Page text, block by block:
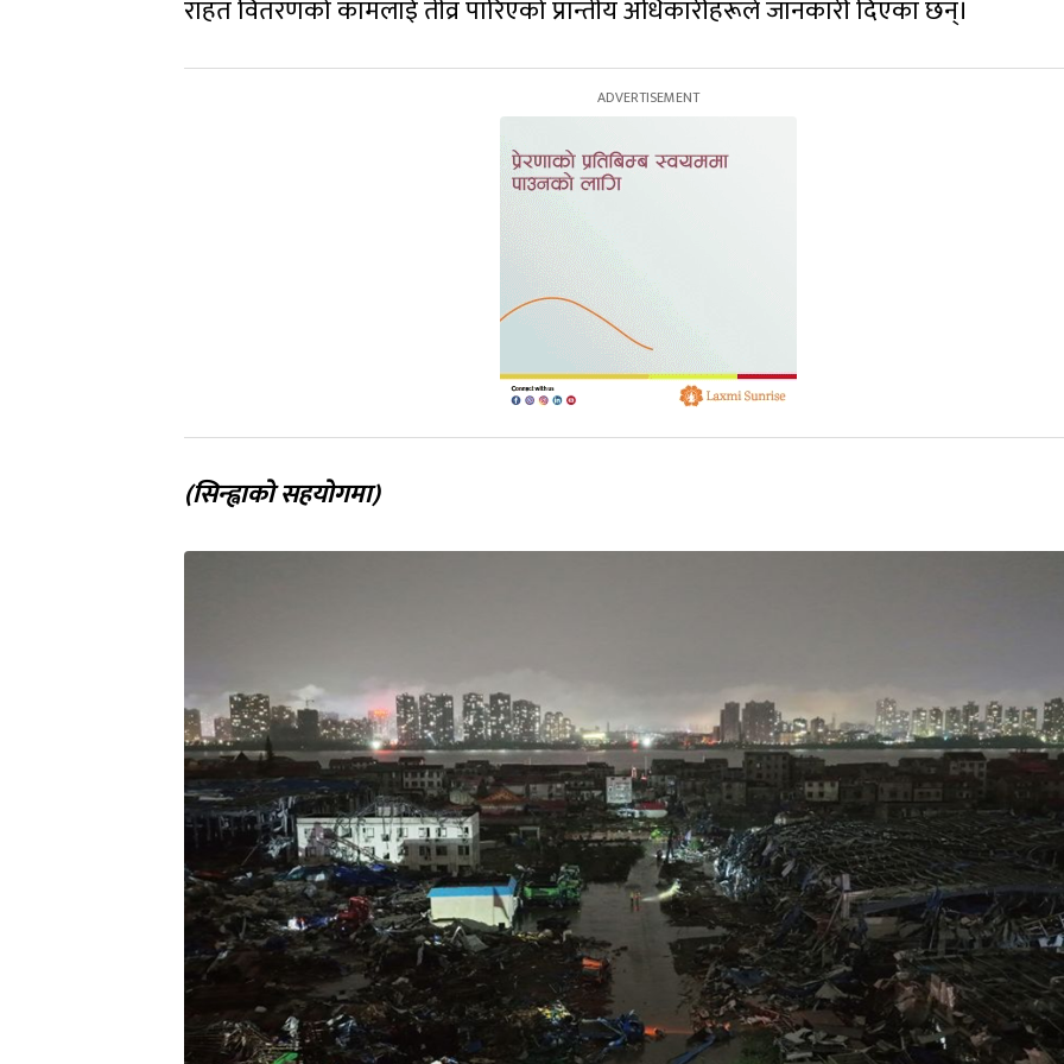
राहत वितरणको कामलाई तीव्र पारिएको प्रान्तीय अधिकारीहरूले जानकारी दिएका छन्।
(सिन्ह्वाको सहयोगमा)